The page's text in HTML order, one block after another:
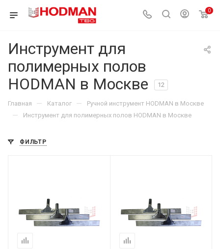
0
Инструмент для
полимерных полов
HODMAN в Москве
12
Главная — Каталог — Ручной инструмент HODMAN в Москве
— Инструмент для полимерных полов HODMAN в Москве
ФИЛЬТР